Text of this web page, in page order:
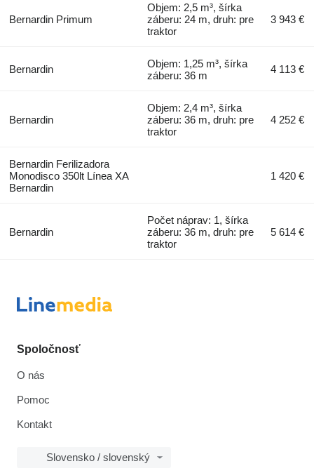
Bernardin Primum
Objem: 2,5 m³, šírka
záberu: 24 m, druh: pre
traktor
3 943 €
Bernardin
Objem: 1,25 m³, šírka
záberu: 36 m
4 113 €
Bernardin
Objem: 2,4 m³, šírka
záberu: 36 m, druh: pre
traktor
4 252 €
Bernardin Ferilizadora
Monodisco 350lt Línea XA
Bernardin
1 420 €
Bernardin
Počet náprav: 1, šírka
záberu: 36 m, druh: pre
traktor
5 614 €
Spoločnosť
O nás
Pomoc
Kontakt
Slovensko / slovenský